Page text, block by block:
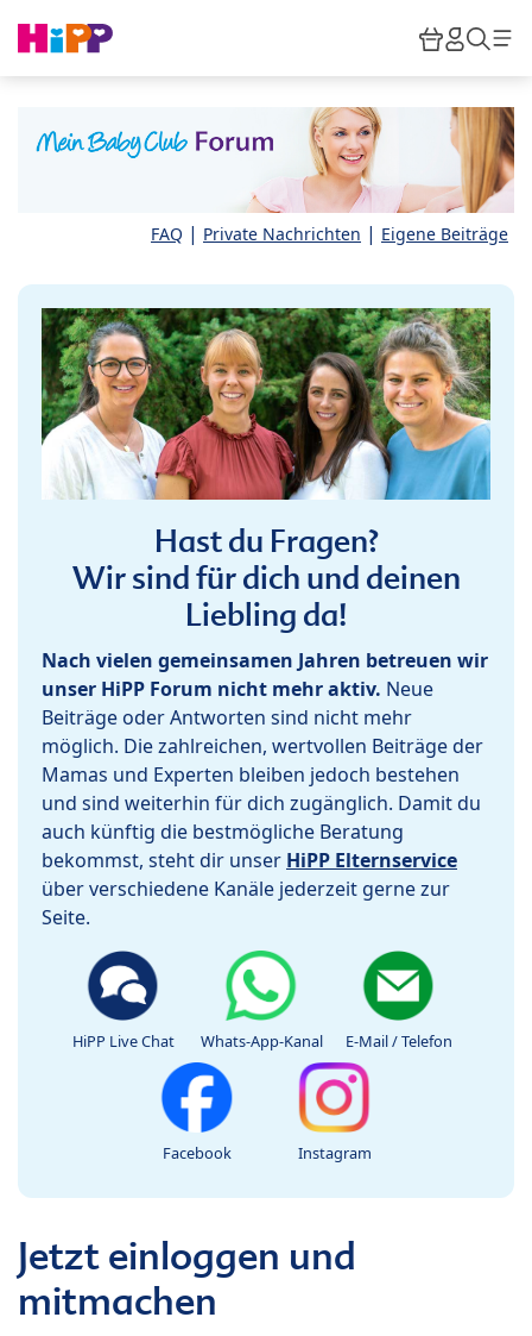
HiPP
FAQ | Private Nachrichten | Eigene Beiträge
Hast du Fragen?
Wir sind für dich und deinen
Liebling da!
Nach vielen gemeinsamen Jahren betreuen wir
unser HiPP Forum nicht mehr aktiv. Neue
Beiträge oder Antworten sind nicht mehr
möglich. Die zahlreichen, wertvollen Beiträge der
Mamas und Experten bleiben jedoch bestehen
und sind weiterhin für dich zugänglich. Damit du
auch künftig die bestmögliche Beratung
bekommst, steht dir unser HiPP Elternservice
über verschiedene Kanäle jederzeit gerne zur
Seite.
HiPP Live Chat Whats-App-Kanal E-Mail / Telefon
Facebook Instagram
Jetzt einloggen und
mitmachen